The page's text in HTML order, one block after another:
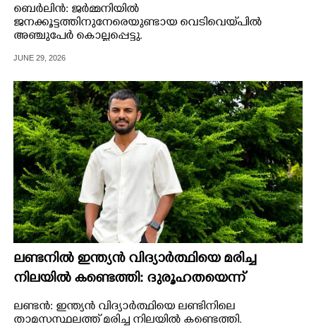
ബെർലിൻ: ജർമ്മനിയിൽ
ജനക്കൂട്ടത്തിനുനേരെയുണ്ടായ വെടിവെയ്‌പിൽ
അഞ്ചുപേർ കൊല്ലപ്പെട്ടു.
JUNE 29, 2026
ലണ്ടനിൽ ഇന്ത്യൻ വിദ്യാർത്ഥിയെ മരിച്ച
നിലയിൽ കണ്ടെത്തി: ദുരൂഹതയെന്ന്
കുടുംബം, അന്വേഷണം
ലണ്ടൻ: ഇന്ത്യൻ വിദ്യാർത്ഥിയെ ലണ്ടിനിലെ
താമസസ്ഥലത്ത് മരിച്ച നിലയിൽ കണ്ടെത്തി.